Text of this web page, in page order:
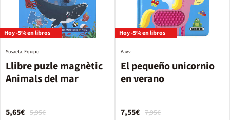
Hoy -5% en libros
Llibre puzle magnètic
Animals del mar
Susaeta, Equipo
5,95€
5,65€
Hoy -5% en libros
El pequeño unicornio
en verano
Aavv
7,95€
7,55€